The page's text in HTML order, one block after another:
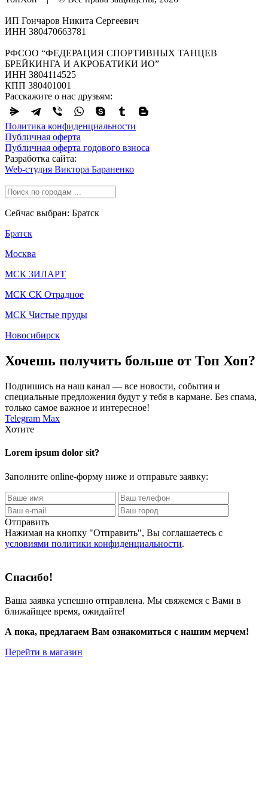
ИП Гончаров Никита Сергеевич
ИНН 380470663781
РФСОО “ФЕДЕРАЦИЯ СПОРТИВНЫХ ТАНЦЕВ
БРЕЙКИНГА И АКРОБАТИКИ ИО”
ИНН 3804114525
КПП 380401001
Расскажите о нас друзьям:
Политика конфиденциальности
Публичная оферта
Публичная оферта годового взноса
Разработка сайта:
Web-студия Виктора Бараненко
Сейчас выбран: Братск
Братск
Москва
МСК ЗИЛАРТ
МСК СК Отрадное
МСК Чистые пруды
Новосибирск
Хочешь получить больше от Топ Хоп?
Подпишись на наш канал — все новости, события и
специальные предложения будут у тебя в кармане. Без спама,
только самое важное и интересное!
Telegram Max
Хотите
Lorem ipsum dolor sit?
Заполните online-форму ниже и отправьте заявку:
Отправить
Нажимая на кнопку "Отправить", Вы соглашаетесь с
условиями политики конфиденциальности.
Спасибо!
Ваша заявка успешно отправлена. Мы свяжемся с Вами в
ближайщее время, ожидайте!
А пока, предлагаем Вам ознакомиться с нашим мерчем!
Перейти в магазин